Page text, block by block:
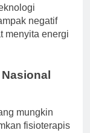
negatif
menyita energi
mungkin
fisioterapis